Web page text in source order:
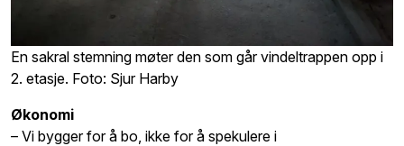
En sakral stemning møter den som går vindeltrappen opp i
2. etasje. Foto: Sjur Harby
Økonomi
– Vi bygger for å bo, ikke for å spekulere i